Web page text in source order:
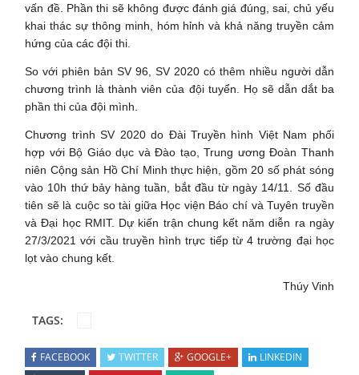
vấn đề. Phần thi sẽ không được đánh giá đúng, sai, chủ yếu
khai thác sự thông minh, hóm hỉnh và khả năng truyền cảm
hứng của các đội thi.
So với phiên bản SV 96, SV 2020 có thêm nhiều người dẫn
chương trình là thành viên của đội tuyển. Họ sẽ dẫn dắt ba
phần thi của đội mình.
Chương trình SV 2020 do Đài Truyền hình Việt Nam phối
hợp với Bộ Giáo dục và Đào tạo, Trung ương Đoàn Thanh
niên Cộng sản Hồ Chí Minh thực hiện, gồm 20 số phát sóng
vào 10h thứ bảy hàng tuần, bắt đầu từ ngày 14/11. Số đầu
tiên sẽ là cuộc so tài giữa Học viện Báo chí và Tuyên truyền
và Đại học RMIT. Dự kiến trận chung kết năm diễn ra ngày
27/3/2021 với cầu truyền hình trực tiếp từ 4 trường đại học
lọt vào chung kết.
Thúy Vinh
TAGS:
FACEBOOK TWITTER GOOGLE+
LINKEDIN